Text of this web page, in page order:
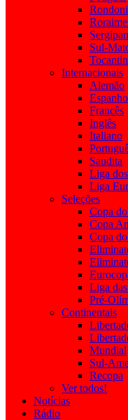
Sul-
Internacionais
Alemão
Francês
Inglês
Italiano
Saudita
Liga
Liga
Seleções
Copa
Copa
Copa
Liga
Pré-
Continentais
Mundial
Sul-
Recopa
Ver todos!
Notícias
Rádio